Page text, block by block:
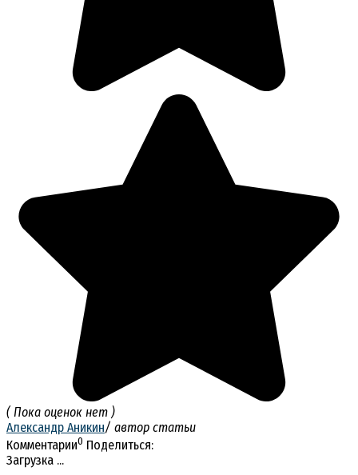
( Пока оценок нет )
Александр Аникин/ автор статьи
Комментарии0 Поделиться:
Загрузка ...